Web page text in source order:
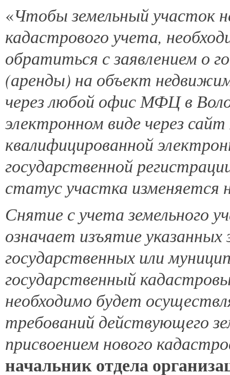
«Чтобы земельный участок
кадастрового учета,
обратиться с заявлением о
(аренды) на объект
через любой офис МФЦ в
электронном виде через
квалифицированной
государственной
статус участка изменяется
Снятие с учета земельного
означает изъятие указанных
государственных или
государственный
необходимо будет
требований действующего
присвоением нового
начальник отдела